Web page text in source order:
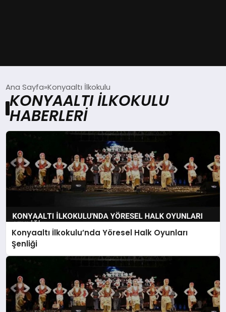
DÜNYA
EĞITIM
EKONOMI
MAGAZIN
SIYASET
TEKNOLOJI
Ana Sayfa Konyaaltı İlkokulu
KONYAALTI İLKOKULU
HABERLERI
Konyaaltı İlkokulu’nda Yöresel Halk Oyunları
Şenliği